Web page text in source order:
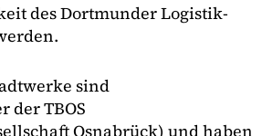
des Dortmunder Logistik-
sind
der TBOS
Osnabrück) und haben